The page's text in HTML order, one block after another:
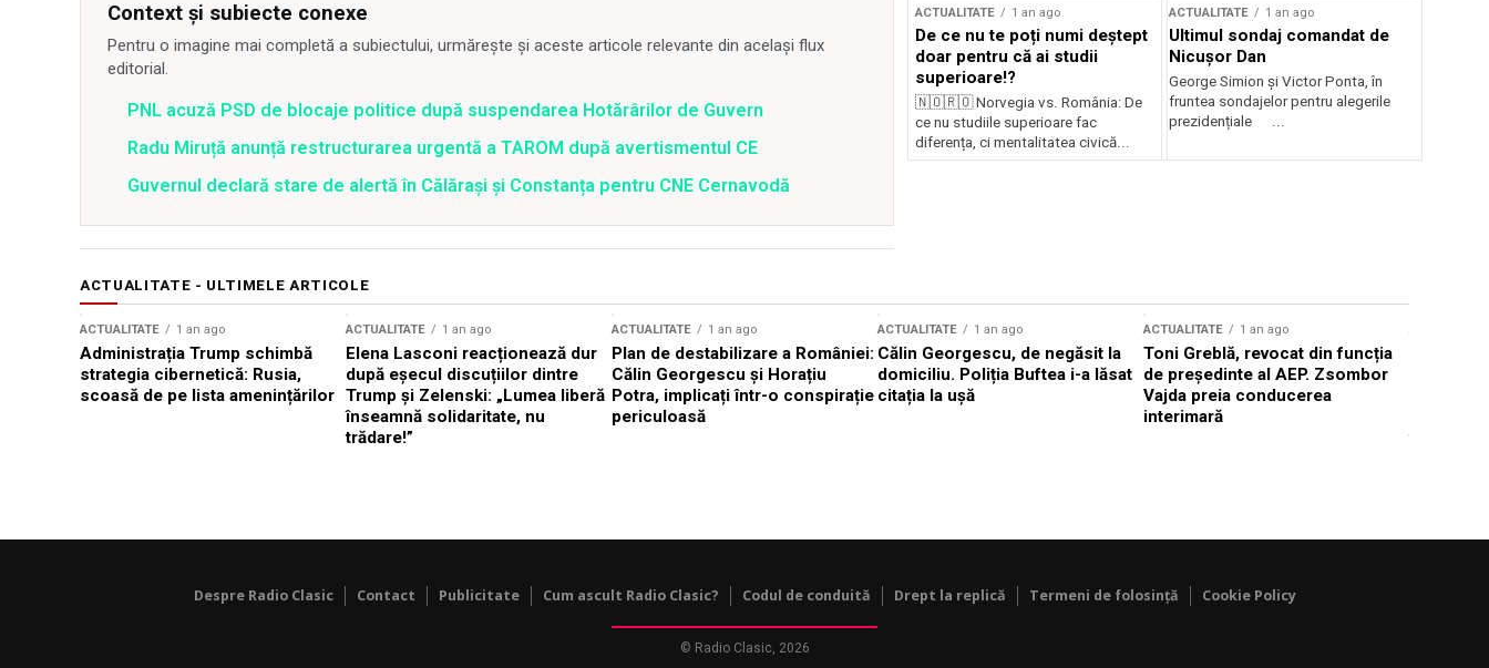
Context și subiecte conexe
Pentru o imagine mai completă a subiectului, urmărește și aceste articole relevante din același flux
editorial.
PNL acuză PSD de blocaje politice după suspendarea Hotărârilor de Guvern
Radu Miruță anunță restructurarea urgentă a TAROM după avertismentul CE
Guvernul declară stare de alertă în Călărași și Constanța pentru CNE Cernavodă
ACTUALITATE 1 an ago
De ce nu te poți numi deștept
doar pentru că ai studii
superioare!?
🇳🇴🇷🇴 Norvegia vs. România: De
ce nu studiile superioare fac
diferența, ci mentalitatea civică...
ACTUALITATE 1 an ago
Ultimul sondaj comandat de
Nicușor Dan
George Simion și Victor Ponta, în
fruntea sondajelor pentru alegerile
prezidențiale ...
ACTUALITATE - ULTIMELE ARTICOLE
ACTUALITATE 1 an ago
Administrația Trump schimbă
strategia cibernetică: Rusia,
scoasă de pe lista amenințărilor
ACTUALITATE 1 an ago
Elena Lasconi reacționează dur
după eșecul discuțiilor dintre
Trump și Zelenski: „Lumea liberă
înseamnă solidaritate, nu
trădare!”
ACTUALITATE 1 an ago
Plan de destabilizare a României:
Călin Georgescu și Horațiu
Potra, implicați într-o conspirație
periculoasă
ACTUALITATE 1 an ago
Călin Georgescu, de negăsit la
domiciliu. Poliția Buftea i-a lăsat
citația la ușă
ACTUALITATE 1 an ago
Toni Greblă, revocat din funcția
de președinte al AEP. Zsombor
Vajda preia conducerea
interimară
Despre Radio Clasic Contact Publicitate Cum ascult Radio Clasic? Codul de conduită Drept la replică Termeni de folosință Cookie Policy
© Radio Clasic, 2026